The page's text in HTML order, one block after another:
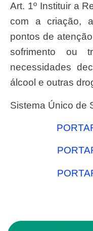
Art. 1º Instituir a
com a criação,
pontos de
sofrimento ou
necessidades
álcool e outras
Sistema Único de